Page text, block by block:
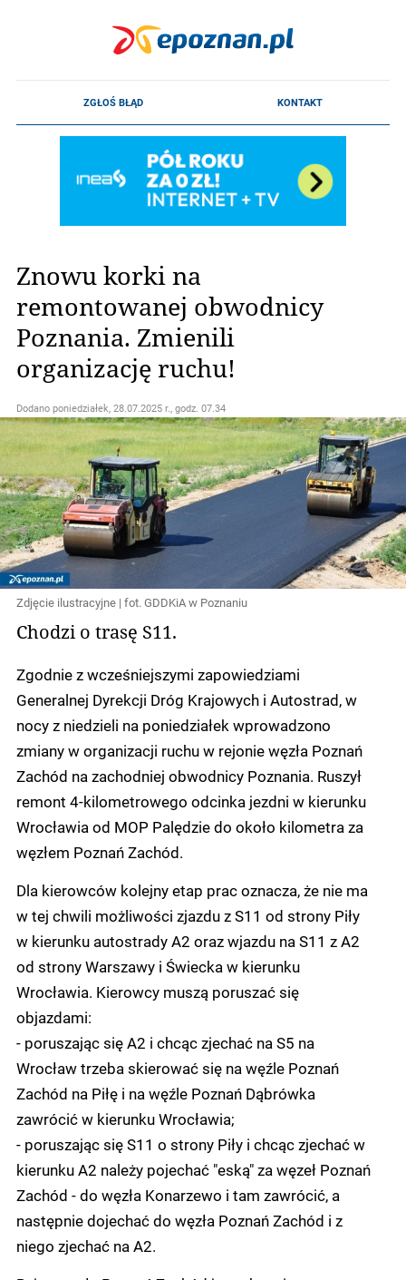
Znowu korki na
remontowanej obwodnicy
Poznania. Zmienili
organizację ruchu!
Dodano poniedziałek, 28.07.2025 r., godz. 07.34
Zdjęcie ilustracyjne | fot. GDDKiA w Poznaniu
Chodzi o trasę S11.
Zgodnie z wcześniejszymi zapowiedziami
Generalnej Dyrekcji Dróg Krajowych i Autostrad, w
nocy z niedzieli na poniedziałek wprowadzono
zmiany w organizacji ruchu w rejonie węzła Poznań
Zachód na zachodniej obwodnicy Poznania. Ruszył
remont 4-kilometrowego odcinka jezdni w kierunku
Wrocławia od MOP Palędzie do około kilometra za
węzłem Poznań Zachód.
Dla kierowców kolejny etap prac oznacza, że nie ma
w tej chwili możliwości zjazdu z S11 od strony Piły
w kierunku autostrady A2 oraz wjazdu na S11 z A2
od strony Warszawy i Świecka w kierunku
Wrocławia. Kierowcy muszą poruszać się
objazdami:
- poruszając się A2 i chcąc zjechać na S5 na
Wrocław trzeba skierować się na węźle Poznań
Zachód na Piłę i na węźle Poznań Dąbrówka
zawrócić w kierunku Wrocławia;
- poruszając się S11 o strony Piły i chcąc zjechać w
kierunku A2 należy pojechać "eską" za węzeł Poznań
Zachód - do węzła Konarzewo i tam zawrócić, a
następnie dojechać do węzła Poznań Zachód i z
niego zjechać na A2.